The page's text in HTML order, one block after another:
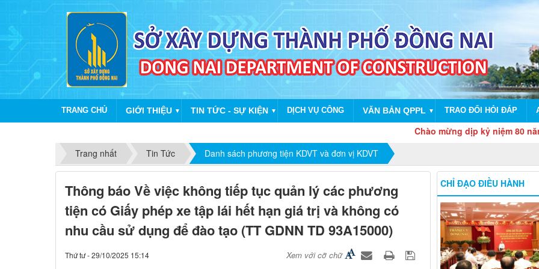
TRANG CHỦ GIỚI THIỆU ▼ TIN TỨC - SỰ KIỆN ▼ DỊCH VỤ CÔNG VĂN BẢN QPPL ▼ TRAO ĐỔI HỎI ĐÁP
Chào mừng dịp kỷ niệm 80 năm
Trang nhất
Tin Tức Danh sách phương tiện KDVT và đơn vị KDVT
Thông báo Về việc không tiếp tục quản lý các phương
tiện có Giấy phép xe tập lái hết hạn giá trị và không có
nhu cầu sử dụng để đào tạo (TT GDNN TD 93A15000)
Thứ tư - 29/10/2025 15:14 Xem với cỡ chữ
CHỈ ĐẠO ĐIỀU HÀNH